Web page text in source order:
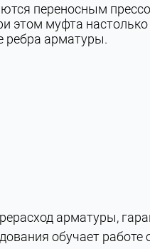
переносным
этом муфта
ребра арматуры.
арматуры,
обучает